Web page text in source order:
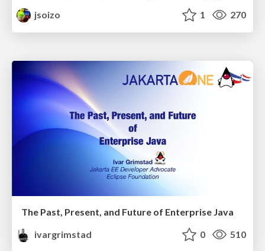
jsoizo
1 270
The Past, Present, and Future of Enterprise Java
ivargrimstad
0 510